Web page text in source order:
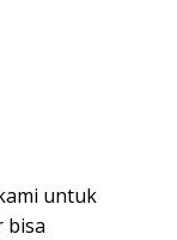
untuk
bisa